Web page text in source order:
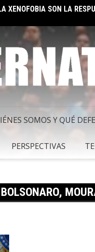
RAZONES PARA SER
SOMOS Y QUÉ
PERSPECTIVAS